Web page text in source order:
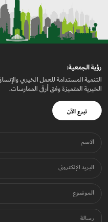
رؤيـة الجمعيـة:
التنمية المستدامة للعمل الخيري
الخيرية المتميزة وفق أرقى الممارسات.
تبرع الآن
الاسم
البريد الإلكتروني
الموضوع
رسالة